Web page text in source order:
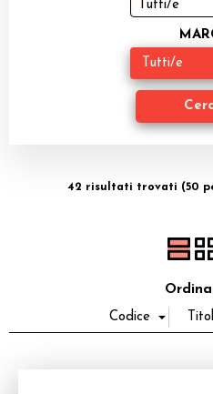
Giochi di Carte
42 risultati trovati (50